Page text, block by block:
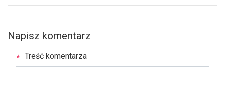
Napisz komentarz
Treść komentarza